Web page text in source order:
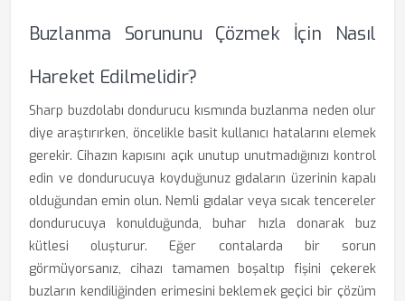
Buzlanma Sorununu Çözmek İçin Nasıl
Hareket Edilmelidir?
Sharp buzdolabı dondurucu kısmında buzlanma neden olur
diye araştırırken, öncelikle basit kullanıcı hatalarını elemek
gerekir. Cihazın kapısını açık unutup unutmadığınızı kontrol
edin ve dondurucuya koyduğunuz gıdaların üzerinin kapalı
olduğundan emin olun. Nemli gıdalar veya sıcak tencereler
dondurucuya konulduğunda, buhar hızla donarak buz
kütlesi oluşturur. Eğer contalarda bir sorun
görmüyorsanız, cihazı tamamen boşaltıp fişini çekerek
buzların kendiliğinden erimesini beklemek geçici bir çözüm